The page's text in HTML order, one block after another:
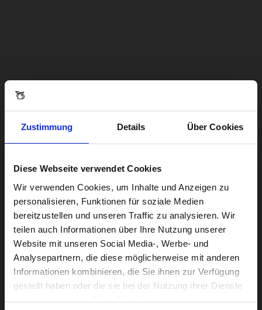
Zustimmung Details Über Cookies
Diese Webseite verwendet Cookies
Wir verwenden Cookies, um Inhalte und Anzeigen zu
personalisieren, Funktionen für soziale Medien
bereitzustellen und unseren Traffic zu analysieren. Wir
teilen auch Informationen über Ihre Nutzung unserer
Website mit unseren Social Media-, Werbe- und
Analysepartnern, die diese möglicherweise mit anderen
Informationen kombinieren, die Sie ihnen zur Verfügung
gestellt haben oder die sie bei der Nutzung ihrer Dienste
gesammelt haben. Zeige Details
Visiting from the United States?
For a better experience, please visit our:
US website
No, stay here